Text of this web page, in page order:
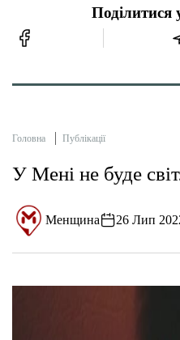
Поділитися
Головна Публікації
У Мені не буде
Менщина 26 Лип